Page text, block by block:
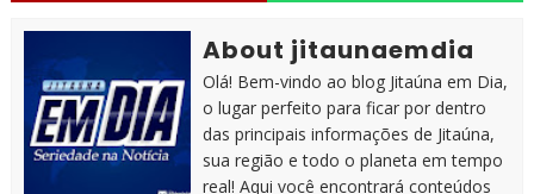
About jitaunaemdia
Olá! Bem-vindo ao blog Jitaúna em Dia,
o lugar perfeito para ficar por dentro
das principais informações de Jitaúna,
sua região e todo o planeta em tempo
real! Aqui você encontrará conteúdos